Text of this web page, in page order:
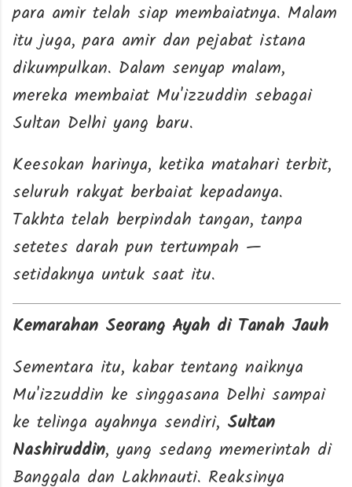
para amir telah siap membaiatnya. Malam
itu juga, para amir dan pejabat istana
dikumpulkan. Dalam senyap malam,
mereka membaiat Mu'izzuddin sebagai
Sultan Delhi yang baru.
Keesokan harinya, ketika matahari terbit,
seluruh rakyat berbaiat kepadanya.
Takhta telah berpindah tangan, tanpa
setetes darah pun tertumpah —
setidaknya untuk saat itu.
Kemarahan Seorang Ayah di Tanah Jauh
Sementara itu, kabar tentang naiknya
Mu'izzuddin ke singgasana Delhi sampai
ke telinga ayahnya sendiri, Sultan
Nashiruddin, yang sedang memerintah di
Banggala dan Lakhnauti. Reaksinya